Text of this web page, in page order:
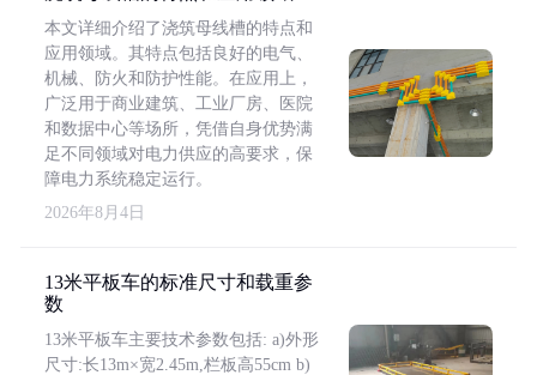
本文详细介绍了浇筑母线槽的特点和
应用领域。其特点包括良好的电气、
机械、防火和防护性能。在应用上，
广泛用于商业建筑、工业厂房、医院
和数据中心等场所，凭借自身优势满
足不同领域对电力供应的高要求，保
障电力系统稳定运行。
2026年8月4日
13米平板车的标准尺寸和载重参
数
13米平板车主要技术参数包括: a)外形
尺寸:长13m×宽2.45m,栏板高55cm b)